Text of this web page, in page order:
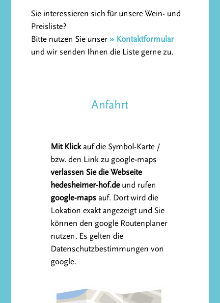
Sie interessieren sich für unsere Wein- und
Preisliste?
Bitte nutzen Sie unser » Kontaktformular
und wir senden Ihnen die Liste gerne zu.
Anfahrt
Mit Klickauf die Symbol-Karte /
bzw. den Link zu google-maps
verlassen Sie die Webseite
hedesheimer-hof.deund rufen
google-maps auf. Dort wird die
Lokation exakt angezeigt und Sie
können den google Routenplaner
nutzen. Es gelten die
Datenschutzbestimmungen von
google.